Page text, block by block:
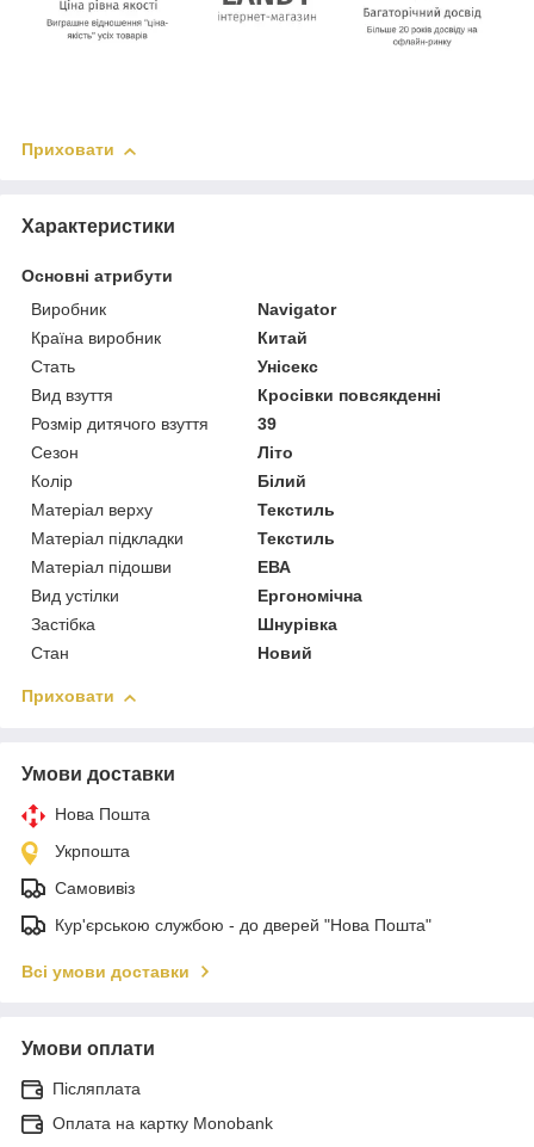
Приховати
Характеристики
Основні атрибути
Виробник
Navigator
Країна виробник
Китай
Стать
Унісекс
Вид взуття
Кросівки повсякденні
Розмір дитячого взуття
39
Сезон
Літо
Колір
Білий
Матеріал верху
Текстиль
Матеріал підкладки
Текстиль
Матеріал підошви
ЕВА
Вид устілки
Ергономічна
Застібка
Шнурівка
Стан
Новий
Приховати
Умови доставки
Нова Пошта
Укрпошта
Самовивіз
Кур'єрською службою - до дверей "Нова Пошта"
Всі умови доставки
Умови оплати
Післяплата
Оплата на картку Monobank